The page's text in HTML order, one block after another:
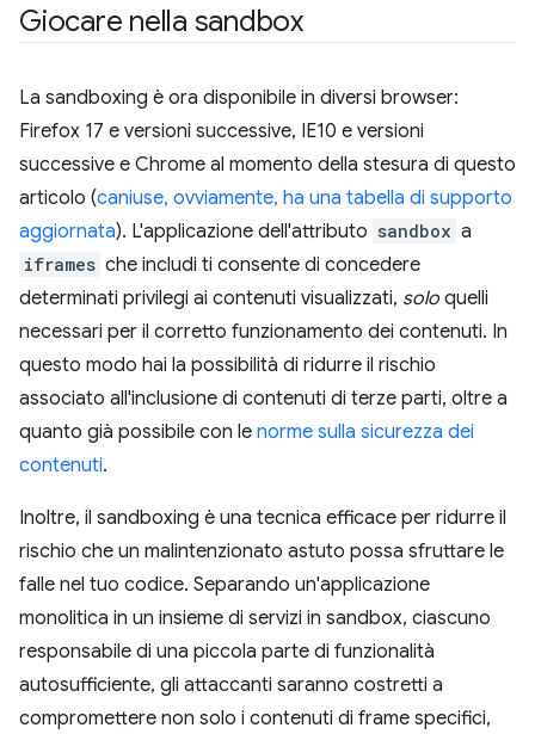
Giocare nella sandbox
La sandboxing è ora disponibile in diversi browser:
Firefox 17 e versioni successive, IE10 e versioni
successive e Chrome al momento della stesura di questo
articolo (caniuse, ovviamente, ha una tabella di supporto
aggiornata). L'applicazione dell'attributo sandbox a
iframes che includi ti consente di concedere
determinati privilegi ai contenuti visualizzati, solo quelli
necessari per il corretto funzionamento dei contenuti. In
questo modo hai la possibilità di ridurre il rischio
associato all'inclusione di contenuti di terze parti, oltre a
quanto già possibile con le norme sulla sicurezza dei
contenuti.
Inoltre, il sandboxing è una tecnica efficace per ridurre il
rischio che un malintenzionato astuto possa sfruttare le
falle nel tuo codice. Separando un'applicazione
monolitica in un insieme di servizi in sandbox, ciascuno
responsabile di una piccola parte di funzionalità
autosufficiente, gli attaccanti saranno costretti a
compromettere non solo i contenuti di frame specifici,